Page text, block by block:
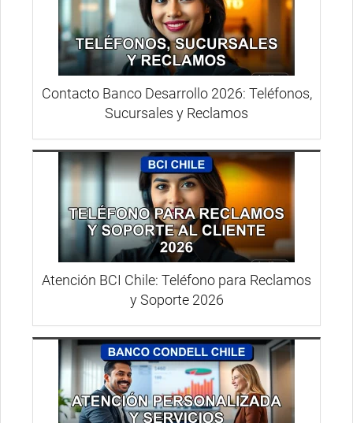
Contacto Banco Desarrollo 2026: Teléfonos,
Sucursales y Reclamos
Atención BCI Chile: Teléfono para Reclamos
y Soporte 2026